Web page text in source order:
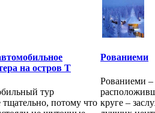
на остров Т
тур
потому что
Рованиеми
Рованиеми –
круге –